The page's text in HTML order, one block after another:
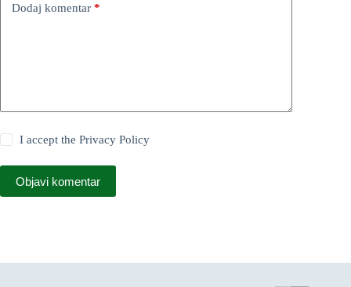
Dodaj komentar *
I accept thePrivacy Policy
Objavi komentar